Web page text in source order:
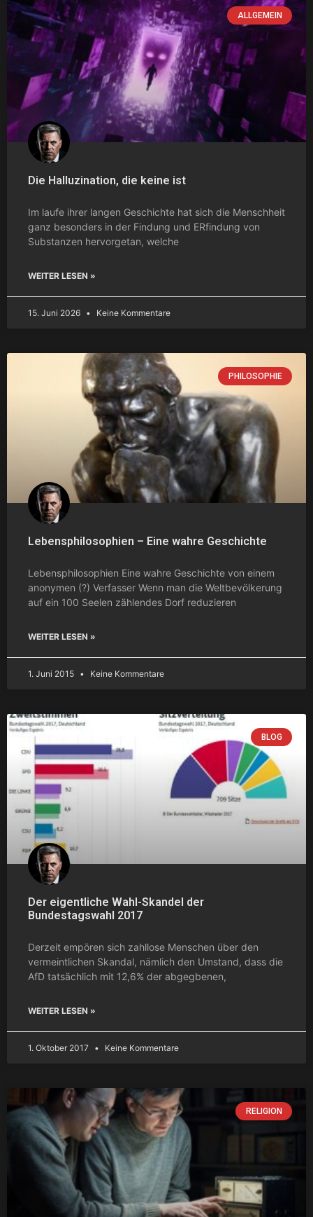
ALLGEMEIN
Die Halluzination, die keine ist
Im laufe ihrer langen Geschichte hat sich die Menschheit
ganz besonders in der Findung und ERfindung von
Substanzen hervorgetan, welche
WEITER LESEN »
15. Juni 2026 Keine Kommentare
PHILOSOPHIE
Lebensphilosophien – Eine wahre Geschichte
Lebensphilosophien Eine wahre Geschichte von einem
anonymen (?) Verfasser Wenn man die Weltbevölkerung
auf ein 100 Seelen zählendes Dorf reduzieren
WEITER LESEN »
1. Juni 2015 Keine Kommentare
BLOG
Der eigentliche Wahl-Skandel der
Bundestagswahl 2017
Derzeit empören sich zahllose Menschen über den
vermeintlichen Skandal, nämlich den Umstand, dass die
AfD tatsächlich mit 12,6% der abgegbenen,
WEITER LESEN »
1. Oktober 2017 Keine Kommentare
RELIGION